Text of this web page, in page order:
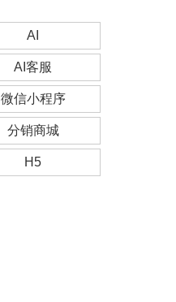
AI
AI客服
微信小程序
分销商城
H5